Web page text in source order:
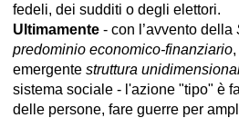
fedeli, dei sudditi o degli elettori.
Ultimamente - con l’avvento della
predominio economico-finanziario
emergente struttura
sistema sociale - l'azione "tipo" è
delle persone, fare guerre per